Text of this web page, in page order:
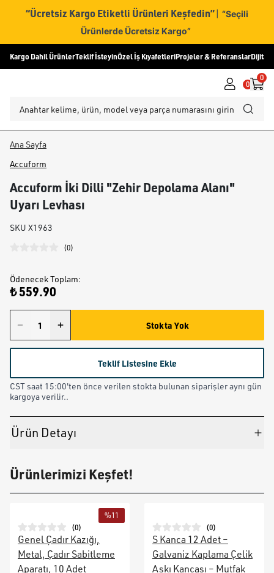
“Ücretsiz Kargo Etiketli Ürünleri Keşfedin” | “Seçili
Ürünlerde Ücretsiz Kargo”
Kargo Dahil ÜrünlerTeklif İsteyinÖzel İş KıyafetleriProjeler & ReferanslarDijital
0
0
Ana Sayfa
Accuform
Accuform İki Dilli "Zehir Depolama Alanı"
Uyarı Levhası
SKU X1963
(0)
Ödenecek Toplam:
₺ 559.90
Stokta Yok
Teklif Listesine Ekle
CST saat 15:00'ten önce verilen stokta bulunan siparişler aynı gün
kargoya verilir..
Ürün Detayı
Ürünlerimizi Keşfet!
%11
(0)
Genel Çadır Kazığı,
Metal, Çadır Sabitleme
Aparatı, 10 Adet
(0)
S Kanca 12 Adet –
Galvaniz Kaplama Çelik
Askı Kancası – Mutfak